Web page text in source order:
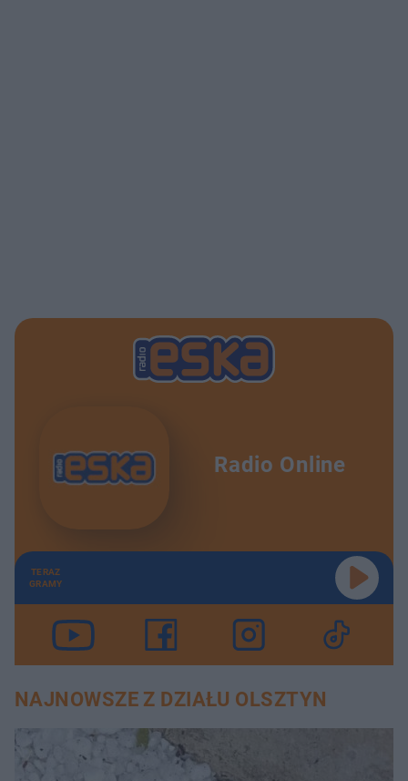
Radio Online
TERAZ
GRAMY
NAJNOWSZE Z DZIAŁU OLSZTYN